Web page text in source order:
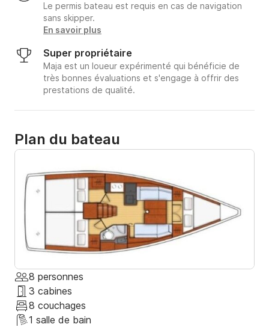
Le permis bateau est requis en cas de navigation
sans skipper.
En savoir plus
Super propriétaire
Maja est un loueur expérimenté qui bénéficie de
très bonnes évaluations et s'engage à offrir des
prestations de qualité.
Plan du bateau
8 personnes
3 cabines
8 couchages
1 salle de bain